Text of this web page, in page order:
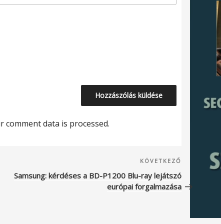
comment data is processed.
Következő
bejegyzés
KÖVETKEZŐ
Samsung: kérdéses a BD-P1200 Blu-ray lejátszó
európai forgalmazása